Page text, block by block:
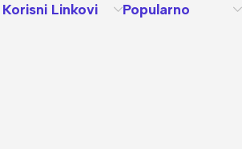
Korisni Linkovi Popularno